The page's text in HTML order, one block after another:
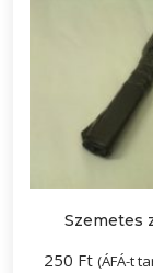
Szemetes
250 Ft (ÁFÁ-t